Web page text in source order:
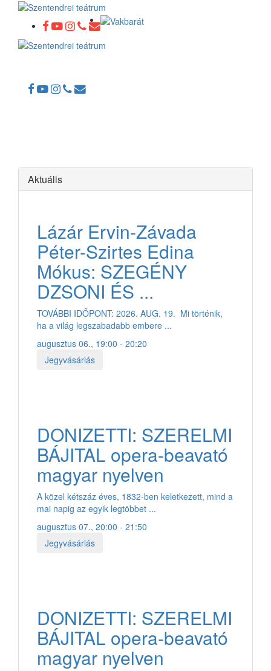
Aktuális
Lázár Ervin-Závada
Péter-Szirtes Edina
Mókus: SZEGÉNY
DZSONI ÉS ...
TOVÁBBI IDŐPONT: 2026. AUG. 19. Mi történik,
ha a világ legszabadabb embere ...
augusztus 06., 19:00 - 20:20
Jegyvásárlás
DONIZETTI: SZERELMI
BÁJITAL opera-beavató
magyar nyelven
A közel kétszáz éves, 1832-ben keletkezett, mind a
mai napig az egyik legtöbbet ...
augusztus 07., 20:00 - 21:50
Jegyvásárlás
DONIZETTI: SZERELMI
BÁJITAL opera-beavató
magyar nyelven